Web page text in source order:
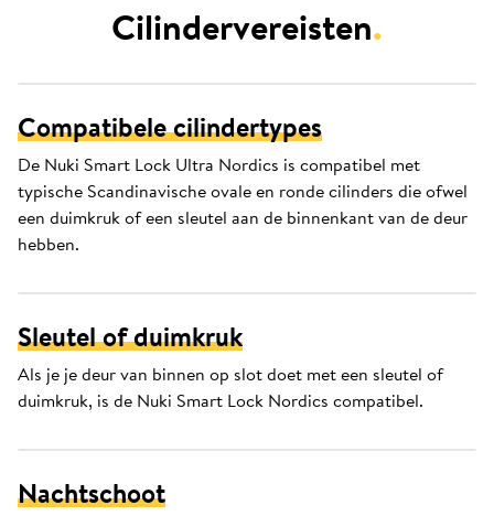
Cilindervereisten.
Compatibele cilindertypes
De Nuki Smart Lock Ultra Nordics is compatibel met
typische Scandinavische ovale en ronde cilinders die ofwel
een duimkruk of een sleutel aan de binnenkant van de deur
hebben.
Sleutel of duimkruk
Als je je deur van binnen op slot doet met een sleutel of
duimkruk, is de Nuki Smart Lock Nordics compatibel.
Nachtschoot